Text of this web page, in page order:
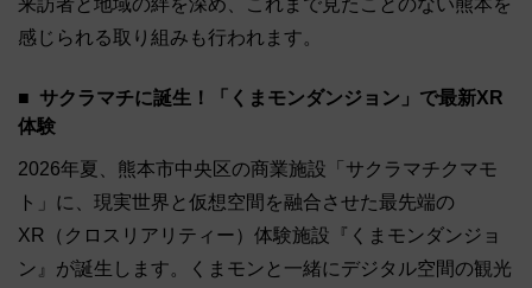
来訪者と地域の絆を深め、これまで見たことのない熊本を
感じられる取り組みも行われます。
サクラマチに誕生！「くまモンダンジョン」で最新XR
体験
2026年夏、熊本市中央区の商業施設「サクラマチクマモ
ト」に、現実世界と仮想空間を融合させた最先端の
XR（クロスリアリティー）体験施設『くまモンダンジョ
ン』が誕生します。くまモンと一緒にデジタル空間の観光